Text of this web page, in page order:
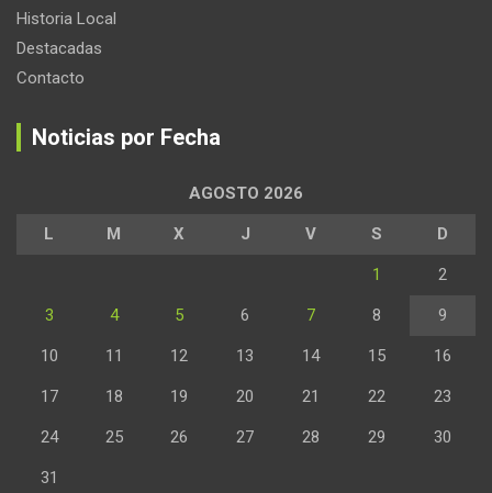
Historia Local
Destacadas
Contacto
Noticias por Fecha
AGOSTO 2026
L M X J V S D
1 2
3 4 5 6 7 8 9
10 11 12 13 14 15 16
17 18 19 20 21 22 23
24 25 26 27 28 29 30
31